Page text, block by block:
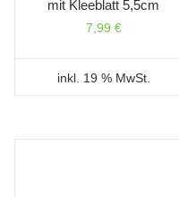
mit Kleeblatt 5,5cm
7,99 €
inkl. 19 % MwSt.